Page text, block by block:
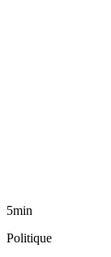
5min
Politique